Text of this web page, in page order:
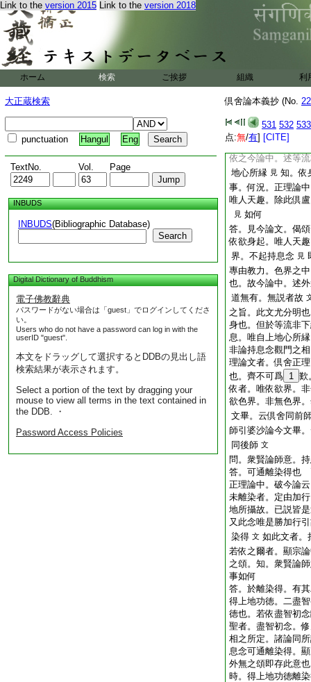
Link to the version 2015 Link to the version 2018
ホーム 検索 ご挨拶 組織 利
大正蔵検索
punctuation Hangul Eng
TextNo. Vol. Page
INBUDS
INBUDS(Bibliographic Database)
Search
Digital Dictionary of Buddhism
電子佛教辭典
パスワードがない場合は「guest」でログインしてくださ
い。
Users who do not have a password can log in with the
userID "guest".
本文をドラッグして選択するとDDBの見出し語
検索結果が表示されます。
Select a portion of the text by dragging your
mouse to view all terms in the text contained in
the DDB. ・
Password Access Policies
倶舍論本義抄 (No.
531 532 533
点:無/有] [CITE]
文。當上卷 六十四
麁等三。慈悲喜捨
漏十六行相。二十
文者。非同治修而
義也
問。今論意。依身
進云。今論疏中。
雖限欲界依身。後
依之今論中。述等
地心所縁 見 知。依
事。何況。正理論
唯人天趣。除此倶
見 如何
答。見今論文。偈
依欲身起。唯人天
界。不起持息念 見
專由教力。色界之
也。故今論中。述
道無有。無説者故
之旨。此文尤分明
身也。但於等流非
息。唯自上地心所
非論持息念觀門之
理論文者。倶舍正
也。齊不可爲 1 歎
依者。唯依欲界。
欲色界。非無色界
文畢。云倶舍同前
師引婆沙論今文畢
同後師 文
問。衆賢論師意。
答。可通離染得也
正理論中。破今論
未離染者。定由加
地所攝故。已説皆
又此念唯是勝加行
染得 文 如此文者。
若依之爾者。顯宗
之頌。知。衆賢論
事如何
答。於離染得。有
得上地功徳。二盡
徳也。若依盡智初
聖者。盡智初念。
相之所定。諸論同
息念可通離染得。
外無之頌即存此意
時。得上地功徳離